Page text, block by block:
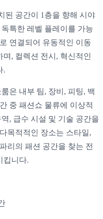
된 공간이 1층을 향해 시야
특한 레벨 플레이를 가능
연결되어 유동적인 이동
며, 컬렉션 전시, 혁신적인
.
은 내부 팀, 장비, 피팅, 백
중 패션쇼 물류에 이상적
역, 급수 시설 및 기술 공간을
목적적인 장소는 스타일,
리의 패션 공간을 찾는 전
킵니다.